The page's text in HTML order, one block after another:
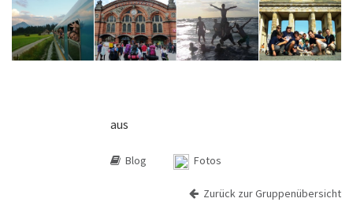
aus
Blog Fotos
Zurück zur Gruppenübersicht